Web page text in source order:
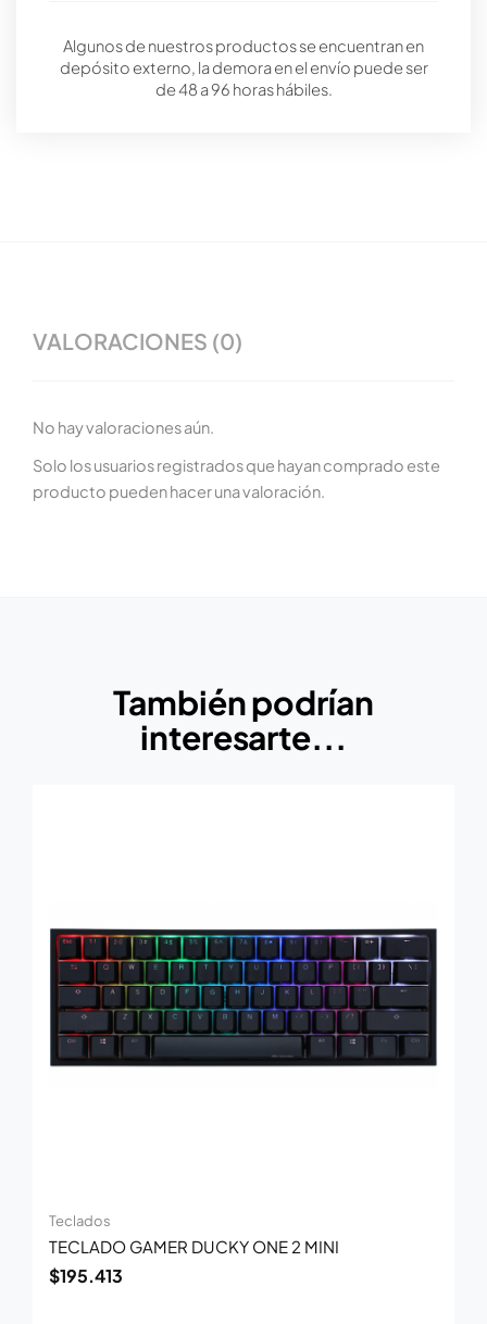
Algunos de nuestros productos se encuentran en
depósito externo, la demora en el envío puede ser
de 48 a 96 horas hábiles.
VALORACIONES (0)
No hay valoraciones aún.
Solo los usuarios registrados que hayan comprado este
producto pueden hacer una valoración.
También podrían
interesarte...
Teclados
TECLADO GAMER DUCKY ONE 2 MINI
$195.413